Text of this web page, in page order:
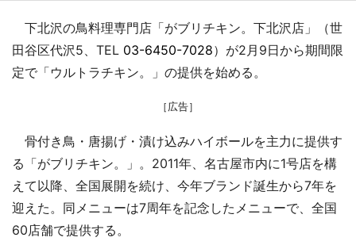
下北沢の鳥料理専門店「がブリチキン。下北沢店」（世
田谷区代沢5、TEL 03-6450-7028）が2月9日から期間限
定で「ウルトラチキン。」の提供を始める。
［広告］
骨付き鳥・唐揚げ・漬け込みハイボールを主力に提供す
る「がブリチキン。」。2011年、名古屋市内に1号店を構
えて以降、全国展開を続け、今年ブランド誕生から7年を
迎えた。同メニューは7周年を記念したメニューで、全国
60店舗で提供する。